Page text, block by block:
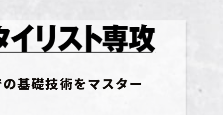
基礎技術をマスター